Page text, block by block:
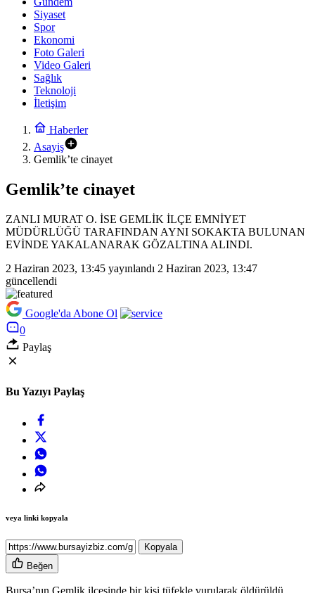
Siyaset
Spor
Ekonomi
Foto Galeri
Video Galeri
Sağlık
Teknoloji
İletişim
Haberler
Asayiş
Gemlik’te cinayet
Gemlik’te cinayet
ZANLI MURAT O. İSE GEMLİK İLÇE EMNİYET
MÜDÜRLÜĞÜ TARAFINDAN AYNI SOKAKTA BULUNAN
EVİNDE YAKALANARAK GÖZALTINA ALINDI.
2 Haziran 2023, 13:45 yayınlandı 2 Haziran 2023, 13:47
güncellendi
Google'da Abone Ol
0
Paylaş
Bu Yazıyı Paylaş
veya linki kopyala
Kopyala
Beğen